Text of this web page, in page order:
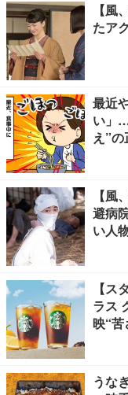
【
たア
最近
い」
え”
【
避病
い人
【ス
ラス
映“苦
うな